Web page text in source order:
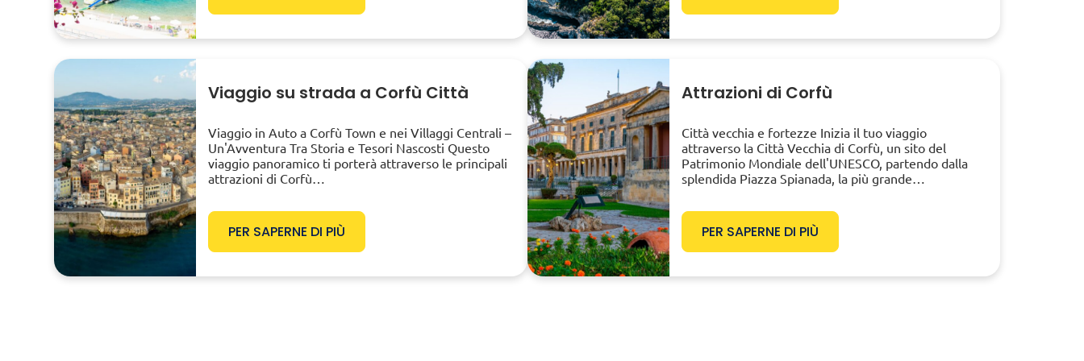
Assicuraziones
Online Check-inViaggio su strada a Corfù Città
Viaggio in Auto a Corfù Town e nei Villaggi Centrali –
Un'Avventura Tra Storia e Tesori Nascosti Questo
viaggio panoramico ti porterà attraverso le principali
attrazioni di Corfù…
PER SAPERNE DI PIÙ
Attrazioni di Corfù
Città vecchia e fortezze Inizia il tuo viaggio
attraverso la Città Vecchia di Corfù, un sito del
Patrimonio Mondiale dell'UNESCO, partendo dalla
splendida Piazza Spianada, la più grande…
PER SAPERNE DI PIÙ